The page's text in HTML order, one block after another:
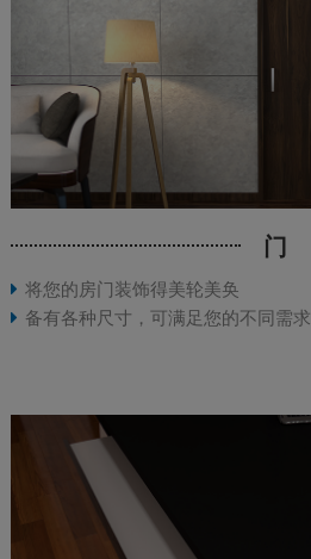
门
将您的房门装饰得美轮美奂
备有各种尺寸，可满足您的不同需求